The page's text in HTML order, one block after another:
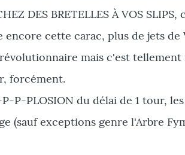
DES BRETELLES À VOS
encore cette carac, plus de jets
mais c'est
forcément.
P-PLOSION du délai de 1 tour,
(sauf exceptions genre l'Arbre